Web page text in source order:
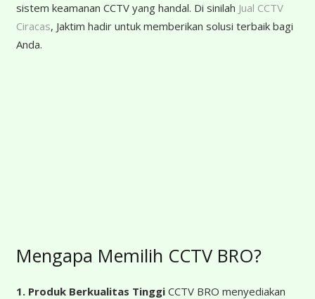
sistem keamanan CCTV yang handal. Di sinilah Jual CCTV
Ciracas, Jaktim hadir untuk memberikan solusi terbaik bagi
Anda.
Mengapa Memilih CCTV BRO?
1. Produk Berkualitas TinggiCCTV BRO menyediakan